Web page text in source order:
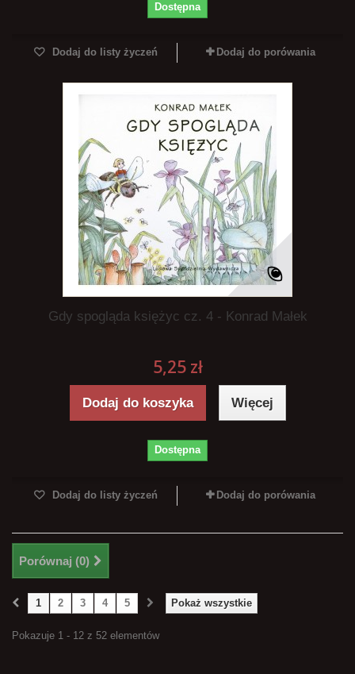
Dostępna
Dodaj do listy życzeń Dodaj do porówania
Gdy spogląda księżyc cz. 4 - Konrad Małek
5,25 zł
Dodaj do koszyka Więcej
Dostępna
Dodaj do listy życzeń Dodaj do porówania
Porównaj (0)
Pokaż wszystkie
1 2 3 4 5
Pokazuje 1 - 12 z 52 elementów